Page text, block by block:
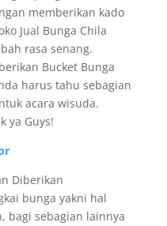
memberikan kado
Jual Bunga Chila
rasa senang.
Bucket Bunga
harus tahu sebagian
acara wisuda.
ya Guys!
Diberikan
bunga yakni hal
bagi sebagian lainnya